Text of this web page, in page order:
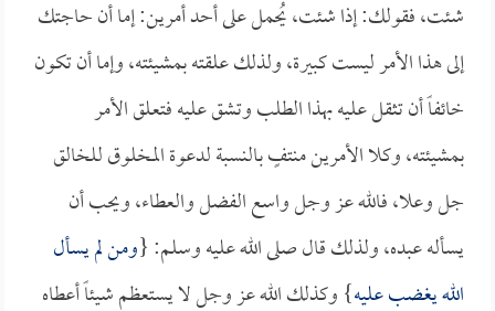
شئت، فقولك: إذا شئت، يُحمل على أحد أمرين: إما أن حاجتك
إلى هذا الأمر ليست كبيرة، ولذلك علقته بمشيئته، وإما أن تكون
خائفاً أن تثقل عليه بهذا الطلب وتشق عليه فتعلق الأمر
بمشيئته، وكلا الأمرين منتفٍ بالنسبة لدعوة المخلوق للخالق
جل وعلا، فالله عز وجل واسع الفضل والعطاء، ويحب أن
يسأله عبده، ولذلك قال صلى الله عليه وسلم: {ومن لم يسأل
الله يغضب عليه} وكذلك الله عز وجل لا يستعظم شيئاً أعطاه